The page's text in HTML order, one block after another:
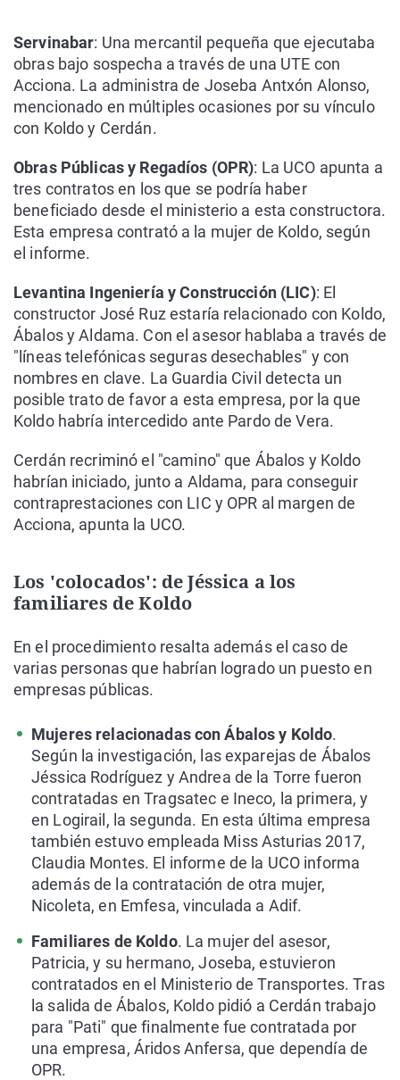
Servinabar: Una mercantil pequeña que ejecutaba
obras bajo sospecha a través de una UTE con
Acciona. La administra de Joseba Antxón Alonso,
mencionado en múltiples ocasiones por su vínculo
con Koldo y Cerdán.
Obras Públicas y Regadíos (OPR): La UCO apunta a
tres contratos en los que se podría haber
beneficiado desde el ministerio a esta constructora.
Esta empresa contrató a la mujer de Koldo, según
el informe.
Levantina Ingeniería y Construcción (LIC): El
constructor José Ruz estaría relacionado con Koldo,
Ábalos y Aldama. Con el asesor hablaba a través de
"líneas telefónicas seguras desechables" y con
nombres en clave. La Guardia Civil detecta un
posible trato de favor a esta empresa, por la que
Koldo habría intercedido ante Pardo de Vera.
Cerdán recriminó el "camino" que Ábalos y Koldo
habrían iniciado, junto a Aldama, para conseguir
contraprestaciones con LIC y OPR al margen de
Acciona, apunta la UCO.
Los 'colocados': de Jéssica a los
familiares de Koldo
En el procedimiento resalta además el caso de
varias personas que habrían logrado un puesto en
empresas públicas.
Mujeres relacionadas con Ábalos y Koldo.
Según la investigación, las exparejas de Ábalos
Jéssica Rodríguez y Andrea de la Torre fueron
contratadas en Tragsatec e Ineco, la primera, y
en Logirail, la segunda. En esta última empresa
también estuvo empleada Miss Asturias 2017,
Claudia Montes. El informe de la UCO informa
además de la contratación de otra mujer,
Nicoleta, en Emfesa, vinculada a Adif.
Familiares de Koldo. La mujer del asesor,
Patricia, y su hermano, Joseba, estuvieron
contratados en el Ministerio de Transportes. Tras
la salida de Ábalos, Koldo pidió a Cerdán trabajo
para "Pati" que finalmente fue contratada por
una empresa, Áridos Anfersa, que dependía de
OPR.